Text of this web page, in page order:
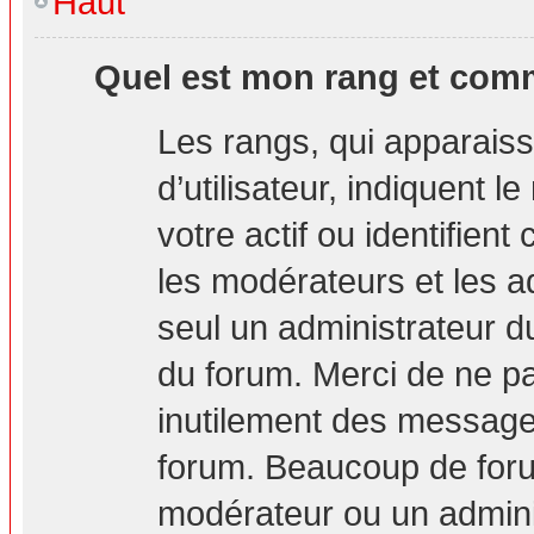
Quel est mon rang et
Les rangs, qui
d’utilisateur, indiquent
votre actif ou identifient
les modérateurs et les
seul un administrateur
du forum. Merci de ne
inutilement des
forum. Beaucoup de
modérateur ou un